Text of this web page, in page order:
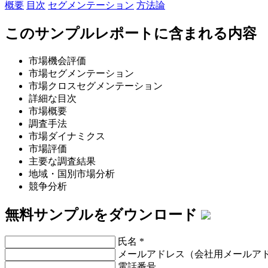
概要 目次 セグメンテーション 方法論
このサンプルレポートに含まれる内容
市場機会評価
市場セグメンテーション
市場クロスセグメンテーション
詳細な目次
市場概要
調査手法
市場ダイナミクス
市場評価
主要な調査結果
地域・国別市場分析
競争分析
無料サンプルをダウンロード
氏名 *
メールアドレス（会社用メールア